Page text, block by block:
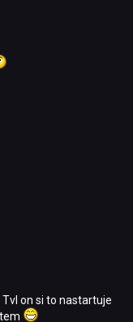
on si to nastartuje